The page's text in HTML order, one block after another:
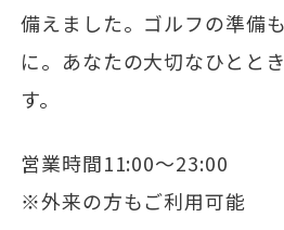
備えました。ゴルフの準備
に。あなたの大切なひとと
す。
営業時間11:00～23:00
※外来の方もご利用可能